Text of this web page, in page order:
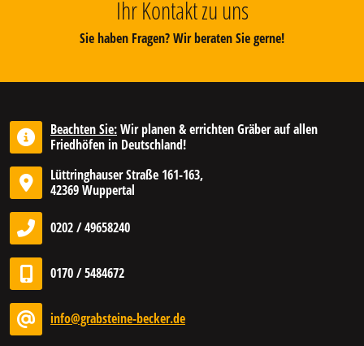
Ihr Kontakt zu uns
Sie haben Fragen? Wir beraten Sie gerne!
Beachten Sie:Wir planen & errichten Gräber auf allen
Friedhöfen in Deutschland!
Lüttringhauser Straße 161-163,
42369 Wuppertal
0202 / 49658240
0170 / 5484672
info@grabsteine-becker.de